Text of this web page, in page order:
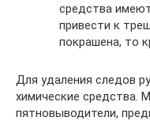
средства
привести к
покрашена, то
Для удаления следов
химические средства.
пятновыводители,